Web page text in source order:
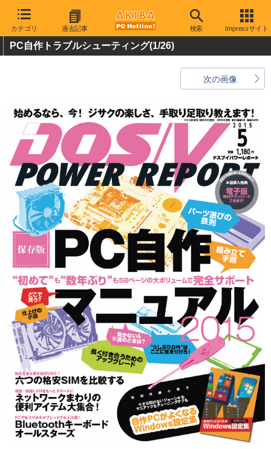
カテゴリ 過去記事 検索 Impressサイト
PC自作トラブルシューティング(1/26)
次の画像